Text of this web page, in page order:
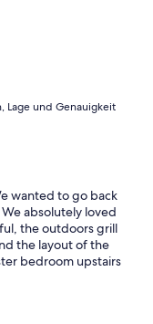
Lage und Genauigkeit
wanted to go back
absolutely loved
the outdoors grill
the layout of the
bedroom upstairs
and her husband